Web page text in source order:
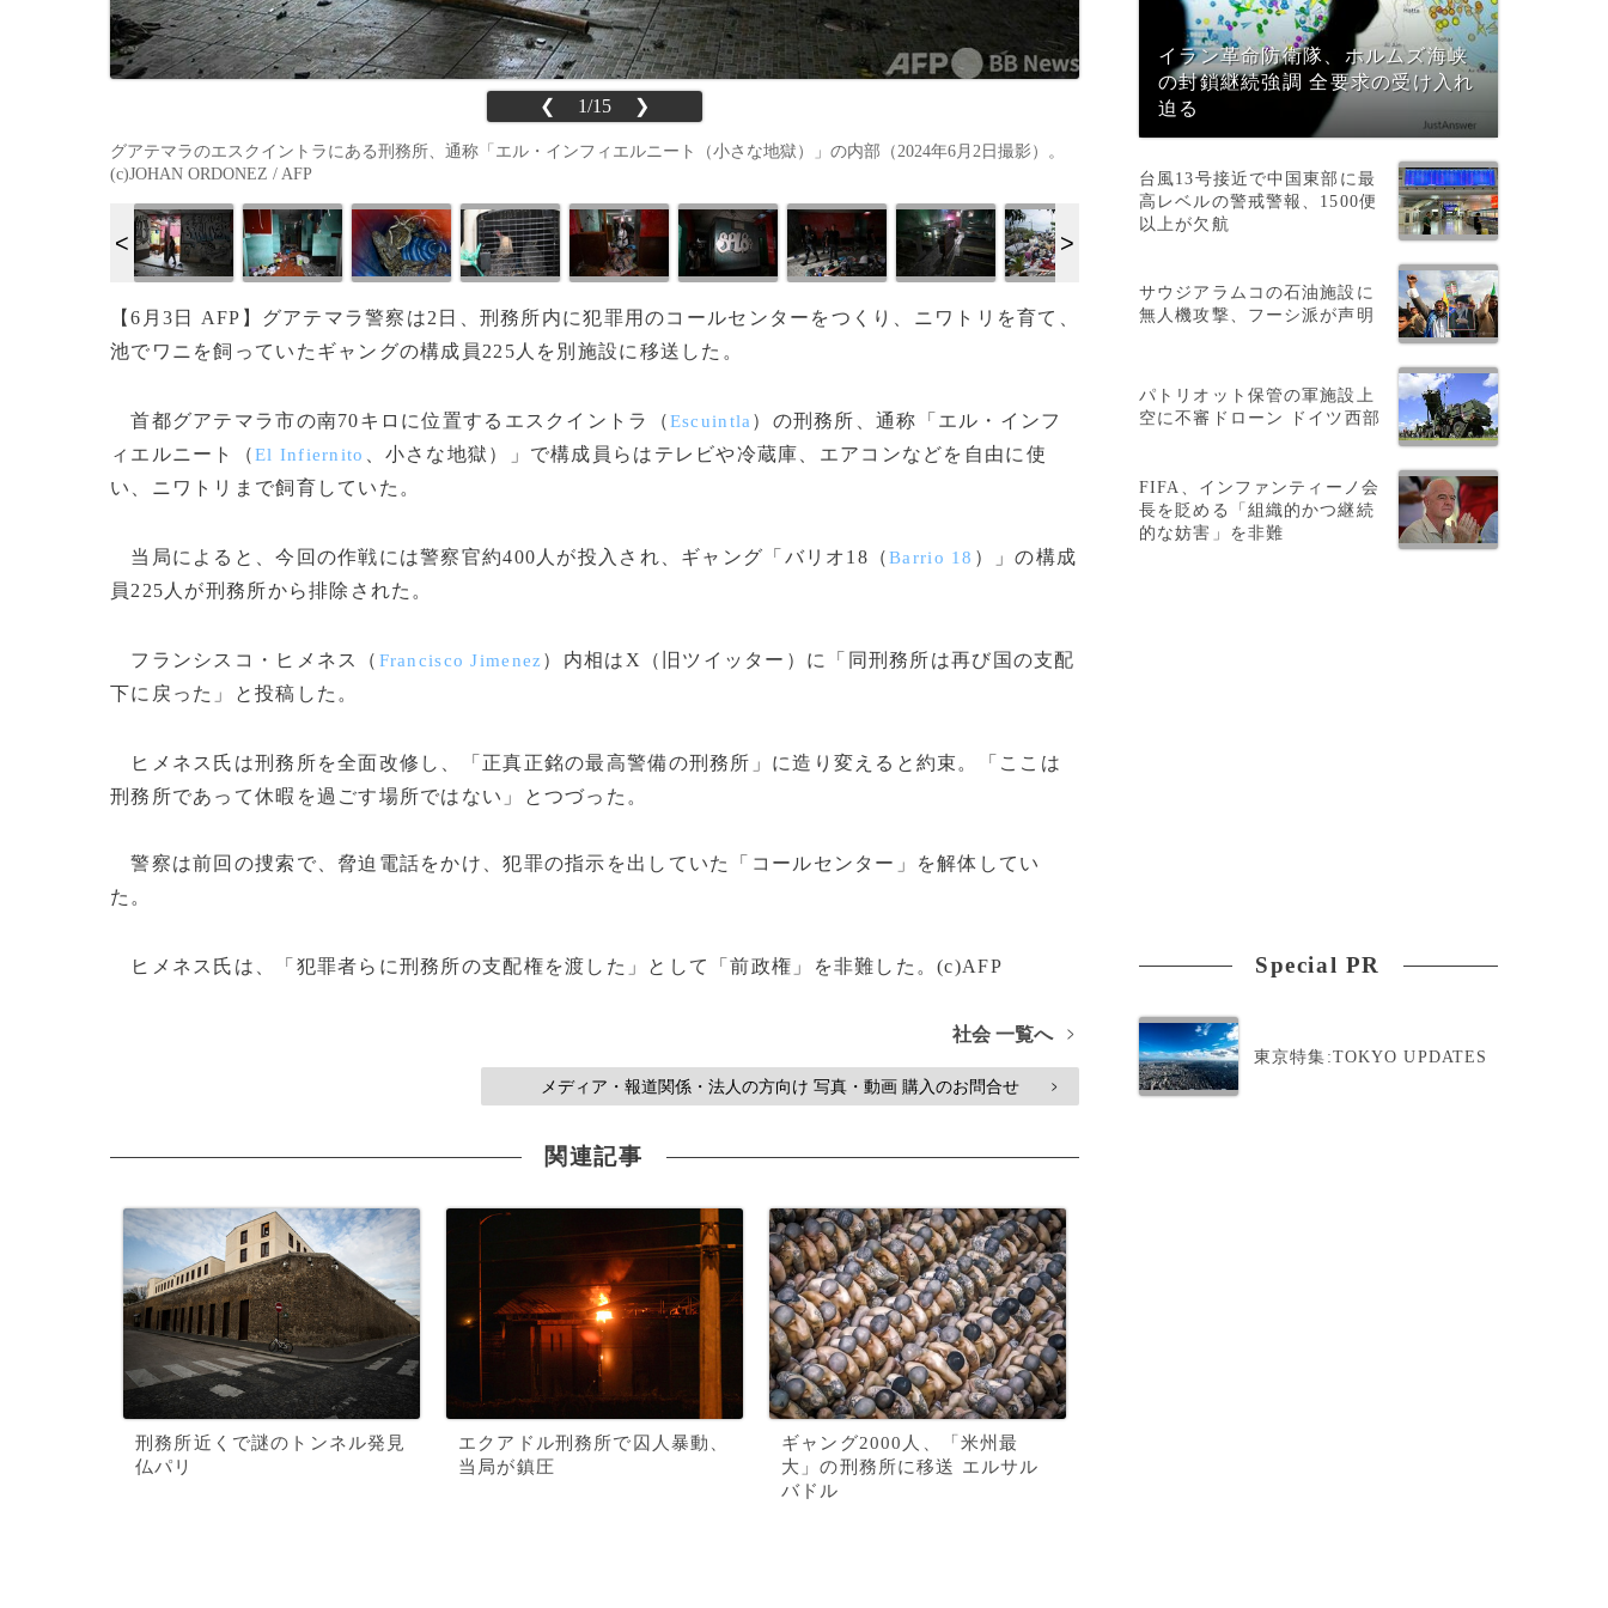
❮ 1/15 ❯
グアテマラのエスクイントラにある刑務所、通称「エル・インフィエルニート（小さな地獄）」の内部（2024年6月2日撮影）。
(c)JOHAN ORDONEZ / AFP
【6月3日 AFP】グアテマラ警察は2日、刑務所内に犯罪用のコールセンターをつくり、ニワトリを育て、
池でワニを飼っていたギャングの構成員225人を別施設に移送した。
首都グアテマラ市の南70キロに位置するエスクイントラ（Escuintla ）の刑務所、通称「 エル・インフ
ィエルニート
（El Infiernito
、小さな地獄）」で構成員らはテレビや冷蔵庫、エアコンなどを自由に使
い、ニワトリまで飼育していた。
当局によると、今回の作戦には警察官約400人が投入され、ギャング「バリオ18（Barrio 18 ）」の構成
員225人が刑務所から排除された。
フランシスコ・ヒメネス（ Francisco Jimenez）内相はX（旧ツイッター）に「同刑務所は再び国の支配
下に戻った」と投稿した。
ヒメネス氏は刑務所を全面改修し、「正真正銘の最高警備の刑務所」に造り変えると約束。「ここは
刑務所であって休暇を過ごす場所ではない」とつづった。
警察は前回の捜索で、脅迫電話をかけ、犯罪の指示を出していた「コールセンター」を解体してい
た。
ヒメネス氏は、「犯罪者らに刑務所の支配権を渡した」として「前政権」を非難した。(c)AFP
社会 一覧へ >
メディア・報道関係・法人の方向け 写真・動画 購入のお問合せ >
関連記事
刑務所近くで謎のトンネル発見
仏パリ
エクアドル刑務所で囚人暴動、
当局が鎮圧
ギャング2000人、「米州最
大」の刑務所に移送 エルサル
バドル
イラン革命防衛隊、ホルムズ海峡
の封鎖継続強調 全要求の受け入れ
迫る
台風13号接近で中国東部に最
高レベルの警戒警報、1500便
以上が欠航
サウジアラムコの石油施設に
無人機攻撃、フーシ派が声明
パトリオット保管の軍施設上
空に不審ドローン ドイツ西部
FIFA、インファンティーノ会
長を貶める「組織的かつ継続
的な妨害」を非難
Special PR
東京特集:TOKYO UPDATES